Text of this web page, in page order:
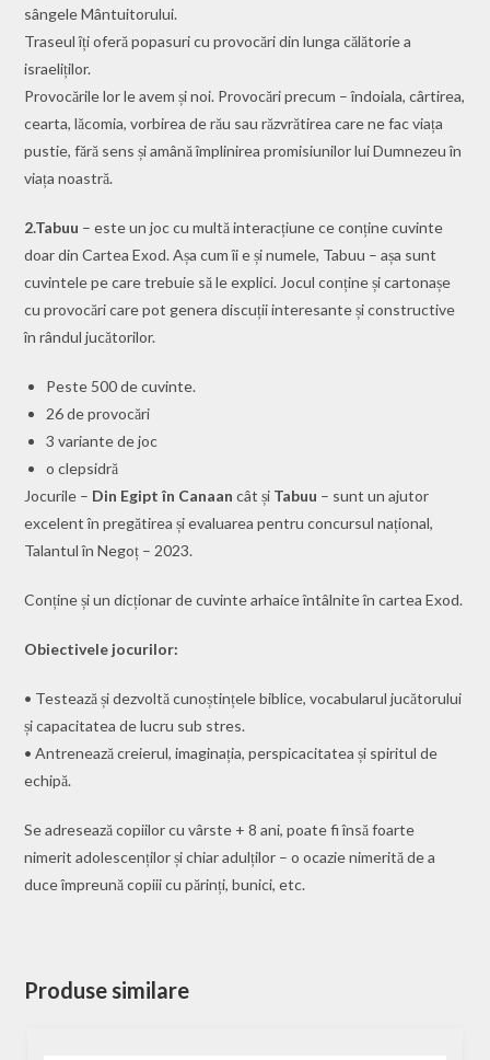
sângele Mântuitorului.
Traseul îți oferă popasuri cu provocări din lunga călătorie a
israeliților.
Provocările lor le avem și noi. Provocări precum – îndoiala, cârtirea,
cearta, lăcomia, vorbirea de rău sau răzvrătirea care ne fac viața
pustie, fără sens și amână împlinirea promisiunilor lui Dumnezeu în
viața noastră.
2.Tabuu – este un joc cu multă interacțiune ce conține cuvinte
doar din Cartea Exod. Așa cum îi e și numele, Tabuu – așa sunt
cuvintele pe care trebuie să le explici. Jocul conține și cartonașe
cu provocări care pot genera discuții interesante și constructive
în rândul jucătorilor.
Peste 500 de cuvinte.
26 de provocări
3 variante de joc
o clepsidră
Jocurile – Din Egipt în Canaan cât și Tabuu – sunt un ajutor
excelent în pregătirea și evaluarea pentru concursul național,
Talantul în Negoț – 2023.
Conține și un dicționar de cuvinte arhaice întâlnite în cartea Exod.
Obiectivele jocurilor:
• Testează și dezvoltă cunoștințele biblice, vocabularul jucătorului
și capacitatea de lucru sub stres.
• Antrenează creierul, imaginația, perspicacitatea și spiritul de
echipă.
Se adresează copiilor cu vârste + 8 ani, poate fi însă foarte
nimerit adolescenților și chiar adulților – o ocazie nimerită de a
duce împreună copiii cu părinți, bunici, etc.
Produse similare